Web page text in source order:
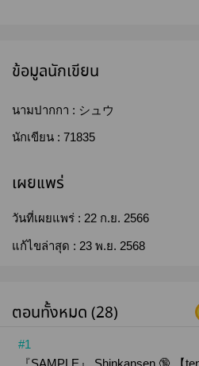
ข้อมูลนักเขียน
นามปากกา : シュウ
นักเขียน : 71835
เผยแพร่
วันที่เผยแพร่ : 22 ก.ย. 2566
แก้ไขล่าสุด : 23 พ.ย. 2568
ตอนทั้งหมด (28)
#1